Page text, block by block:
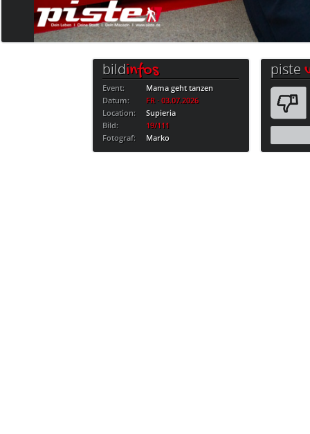
bildinfos
Event:
Mama geht tanzen
Datum:
FR · 03.07.2026
Location:
Supieria
Bild:
19/111
Fotograf:
Marko
piste